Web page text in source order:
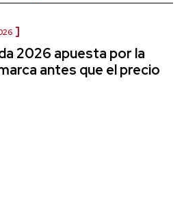
2026 apuesta por la
antes que el precio